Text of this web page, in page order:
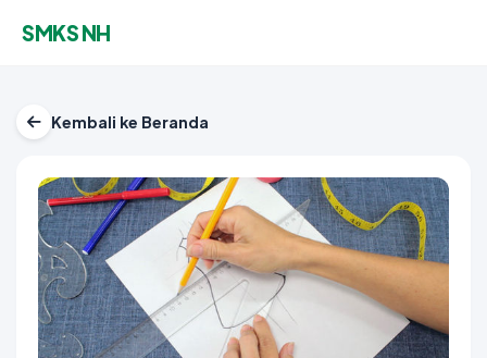
SMKS NH
Kembali ke Beranda